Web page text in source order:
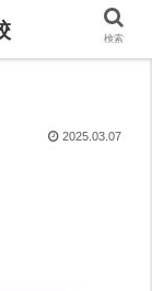
2025.03.07
検索